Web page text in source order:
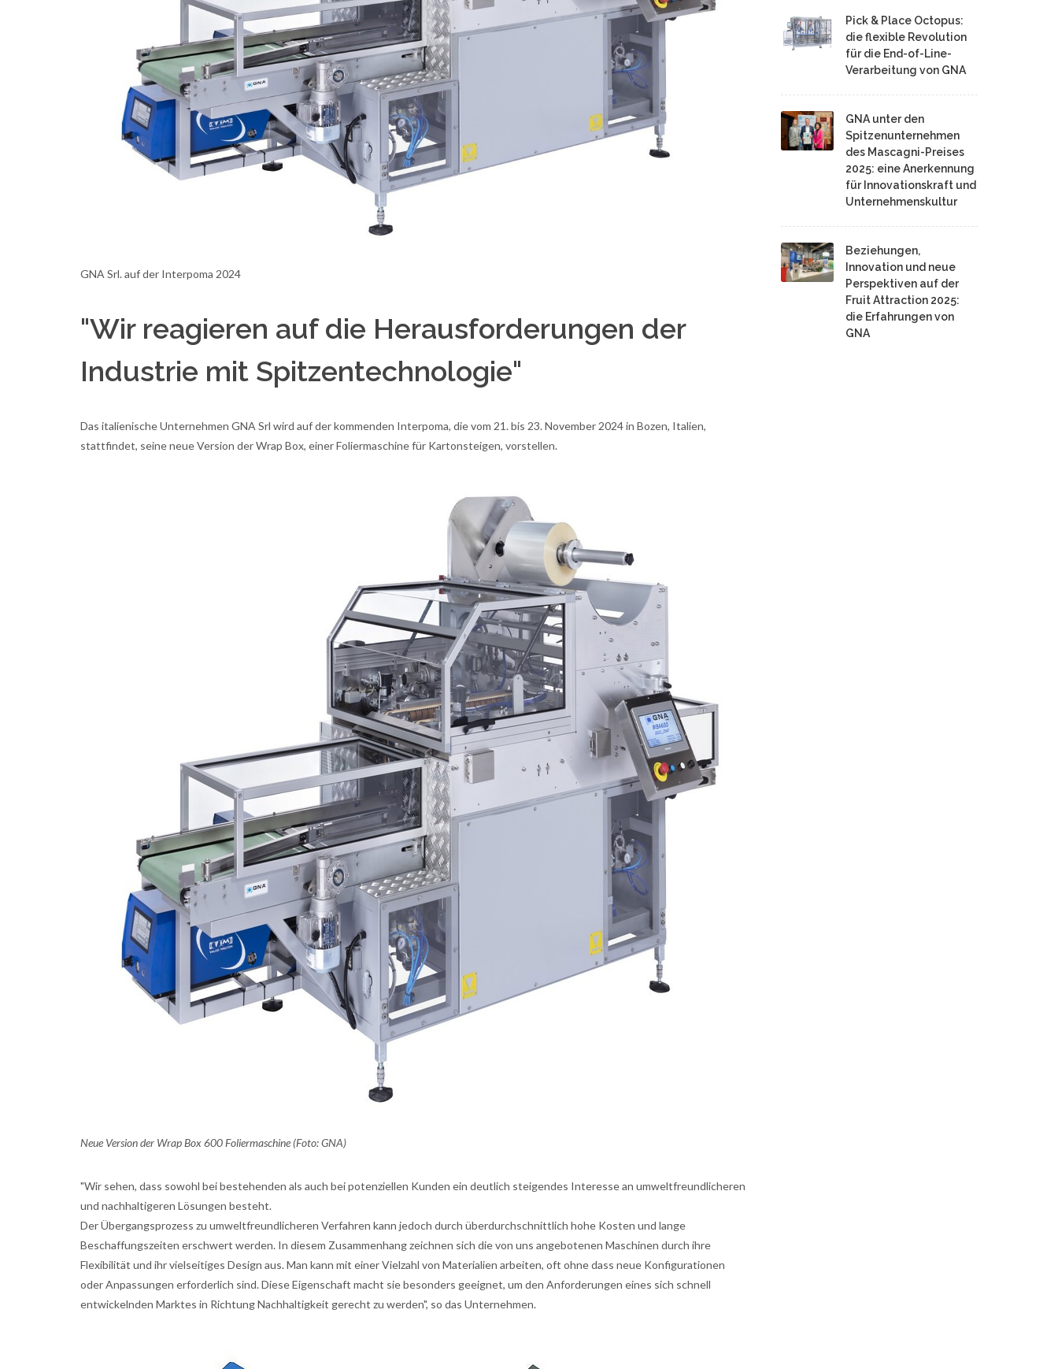
GNA Srl. auf der Interpoma 2024
"Wir reagieren auf die Herausforderungen der
Industrie mit Spitzentechnologie"
Das italienische Unternehmen GNA Srl wird auf der kommenden Interpoma, die vom 21. bis 23. November 2024 in Bozen, Italien,
stattfindet, seine neue Version der Wrap Box, einer Foliermaschine für Kartonsteigen, vorstellen.
Neue Version der Wrap Box 600 Foliermaschine (Foto: GNA)
"Wir sehen, dass sowohl bei bestehenden als auch bei potenziellen Kunden ein deutlich steigendes Interesse an umweltfreundlicheren
und nachhaltigeren Lösungen besteht.
Der Übergangsprozess zu umweltfreundlicheren Verfahren kann jedoch durch überdurchschnittlich hohe Kosten und lange
Beschaffungszeiten erschwert werden. In diesem Zusammenhang zeichnen sich die von uns angebotenen Maschinen durch ihre
Flexibilität und ihr vielseitiges Design aus. Man kann mit einer Vielzahl von Materialien arbeiten, oft ohne dass neue Konfigurationen
oder Anpassungen erforderlich sind. Diese Eigenschaft macht sie besonders geeignet, um den Anforderungen eines sich schnell
entwickelnden Marktes in Richtung Nachhaltigkeit gerecht zu werden", so das Unternehmen.
Pick & Place Octopus:
die flexible Revolution
für die End-of-Line-
Verarbeitung von GNA
GNA unter den
Spitzenunternehmen
des Mascagni-Preises
2025: eine Anerkennung
für Innovationskraft und
Unternehmenskultur
Beziehungen,
Innovation und neue
Perspektiven auf der
Fruit Attraction 2025:
die Erfahrungen von
GNA